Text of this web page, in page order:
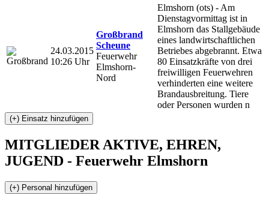
24.03.2015
10:26 Uhr
Großbrand
Scheune
Feuerwehr
Elmshorn-
Nord
Elmshorn (ots) - Am
Dienstagvormittag ist in
Elmshorn das Stallgebäude
eines landwirtschaftlichen
Betriebes abgebrannt. Etwa
80 Einsatzkräfte von drei
freiwilligen Feuerwehren
verhinderten eine weitere
Brandausbreitung. Tiere
oder Personen wurden n
MITGLIEDER AKTIVE, EHREN,
JUGEND - Feuerwehr Elmshorn